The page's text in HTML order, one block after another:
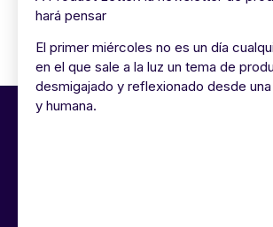
hará pensar
El primer miércoles no es un día
en el que sale a la luz un tema de
desmigajado y reflexionado desde
y humana.